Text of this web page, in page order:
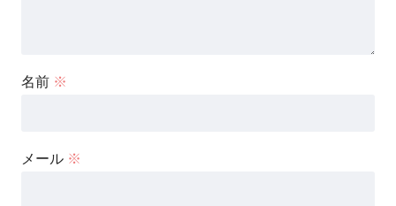
名前 ※
メール ※